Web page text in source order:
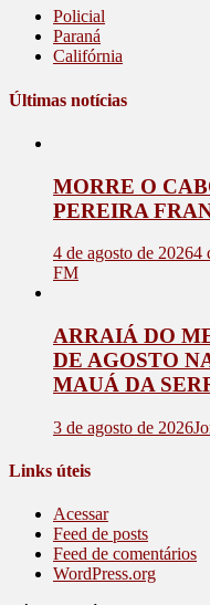
Policial
Paraná
Califórnia
Últimas notícias
MORRE O
PEREIRA
4 de agosto de 20264
FM
ARRAIÁ DO
DE AGOSTO
MAUÁ DA
3 de agosto de 2026
Links úteis
Acessar
Feed de posts
Feed de comentários
WordPress.org